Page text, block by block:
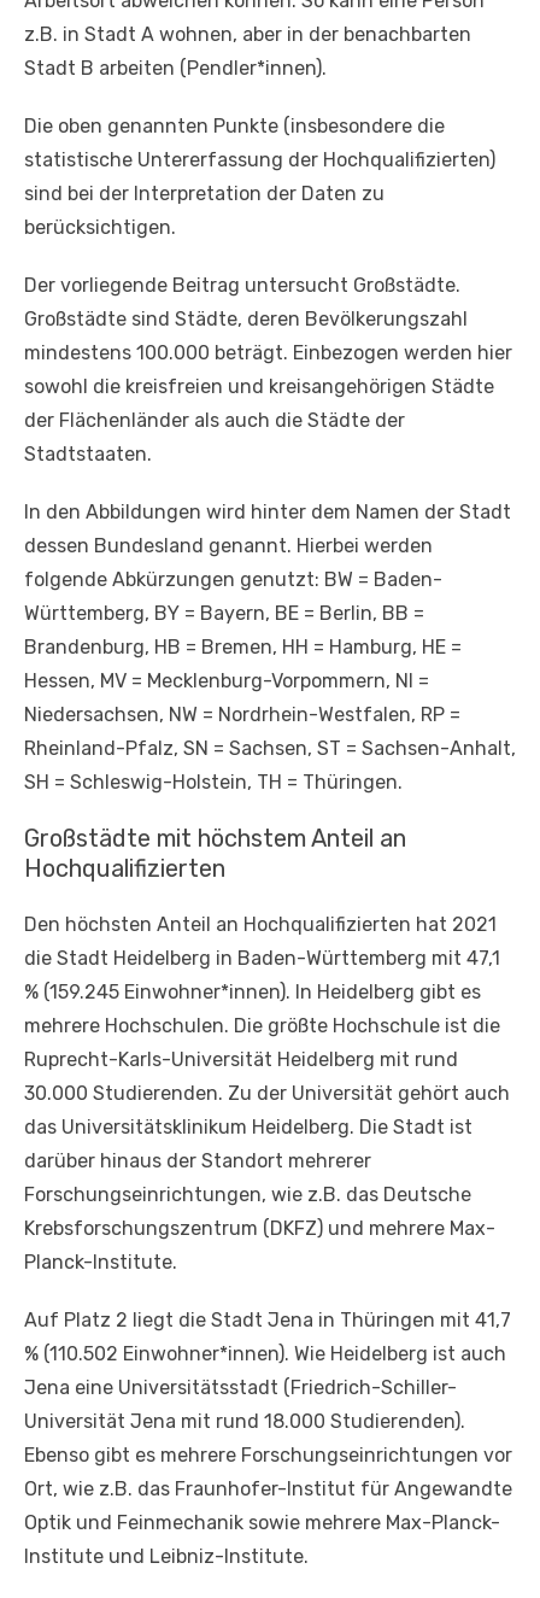
z.B. in Stadt A wohnen, aber in der benachbarten
Stadt B arbeiten (Pendler*innen).
Die oben genannten Punkte (insbesondere die
statistische Untererfassung der Hochqualifizierten)
sind bei der Interpretation der Daten zu
berücksichtigen.
Der vorliegende Beitrag untersucht Großstädte.
Großstädte sind Städte, deren Bevölkerungszahl
mindestens 100.000 beträgt. Einbezogen werden hier
sowohl die kreisfreien und kreisangehörigen Städte
der Flächenländer als auch die Städte der
Stadtstaaten.
In den Abbildungen wird hinter dem Namen der Stadt
dessen Bundesland genannt. Hierbei werden
folgende Abkürzungen genutzt: BW = Baden-
Württemberg, BY = Bayern, BE = Berlin, BB =
Brandenburg, HB = Bremen, HH = Hamburg, HE =
Hessen, MV = Mecklenburg-Vorpommern, NI =
Niedersachsen, NW = Nordrhein-Westfalen, RP =
Rheinland-Pfalz, SN = Sachsen, ST = Sachsen-Anhalt,
SH = Schleswig-Holstein, TH = Thüringen.
Großstädte mit höchstem Anteil an
Hochqualifizierten
Den höchsten Anteil an Hochqualifizierten hat 2021
die Stadt Heidelberg in Baden-Württemberg mit 47,1
% (159.245 Einwohner*innen). In Heidelberg gibt es
mehrere Hochschulen. Die größte Hochschule ist die
Ruprecht-Karls-Universität Heidelberg mit rund
30.000 Studierenden. Zu der Universität gehört auch
das Universitätsklinikum Heidelberg. Die Stadt ist
darüber hinaus der Standort mehrerer
Forschungseinrichtungen, wie z.B. das Deutsche
Krebsforschungszentrum (DKFZ) und mehrere Max-
Planck-Institute.
Auf Platz 2 liegt die Stadt Jena in Thüringen mit 41,7
% (110.502 Einwohner*innen). Wie Heidelberg ist auch
Jena eine Universitätsstadt (Friedrich-Schiller-
Universität Jena mit rund 18.000 Studierenden).
Ebenso gibt es mehrere Forschungseinrichtungen vor
Ort, wie z.B. das Fraunhofer-Institut für Angewandte
Optik und Feinmechanik sowie mehrere Max-Planck-
Institute und Leibniz-Institute.